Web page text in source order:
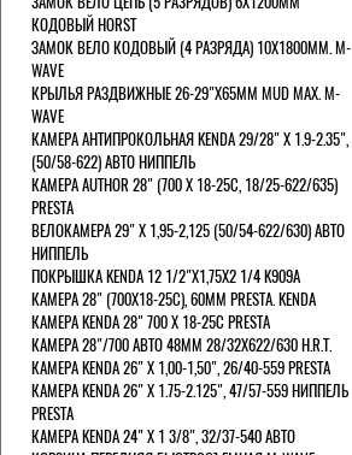
КОДОВЫЙ HORST
ЗАМОК ВЕЛО КОДОВЫЙ (4 РАЗРЯДА) 10Х1800ММ. M-
WAVE
КРЫЛЬЯ РАЗДВИЖНЫЕ 26-29"Х65ММ MUD MAX. M-
WAVE
КАМЕРА АНТИПРОКОЛЬНАЯ KENDA 29/28" Х 1.9-2.35",
(50/58-622) АВТО НИППЕЛЬ
КАМЕРА AUTHOR 28" (700 Х 18-25С, 18/25-622/635)
PRESTA
ВЕЛОКАМЕРА 29" X 1,95-2,125 (50/54-622/630) АВТО
НИППЕЛЬ
ПОКРЫШКА KENDA 12 1/2"Х1,75X2 1/4 K909A
КАМЕРА 28" (700Х18-25С), 60ММ PRESTA. KENDA
КАМЕРА KENDA 28" 700 Х 18-25С PRESTA
КАМЕРА 28"/700 АВТО 48ММ 28/32Х622/630 H.R.T.
КАМЕРА KENDA 26" Х 1,00-1,50", 26/40-559 PRESTA
КАМЕРА KENDA 26" Х 1.75-2.125", 47/57-559 НИППЕЛЬ
PRESTA
КАМЕРА KENDA 24" Х 1 3/8", 32/37-540 АВТО